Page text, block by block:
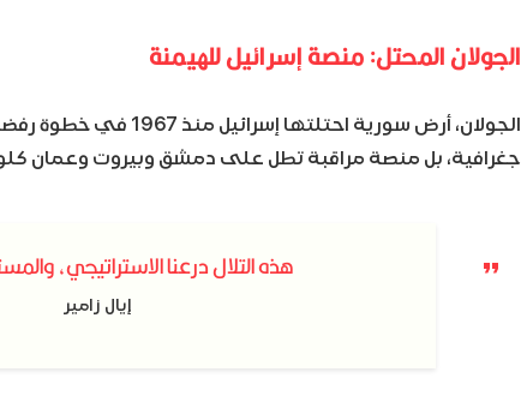
الجولان المحتل: منصة إسرائيل للهيمنة
الجولان، أرض سورية
جغرافية، بل منصة مراقبة تطل على دمشق وبيروت وعمان
هذه التلال درعنا الاستراتيجي،
إيال زامير